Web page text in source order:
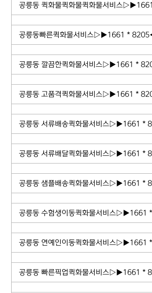
공릉동 퀵화물퀵화물퀵화물서비스
공릉동빠른퀵화물서비스▷▶1661 *
공릉동 깔끔한퀵화물서비스▷▶1661 *
공릉동 고품격퀵화물서비스▷▶1661 *
공릉동 서류배송퀵화물서비스▷▶1661 *
공릉동 서류배달퀵화물서비스▷▶1661 *
공릉동 샘플배송퀵화물서비스▷▶1661 *
공릉동 수험생이동퀵화물서비스
공릉동 연예인이동퀵화물서비스
공릉동 빠른픽업퀵화물서비스▷▶1661 *